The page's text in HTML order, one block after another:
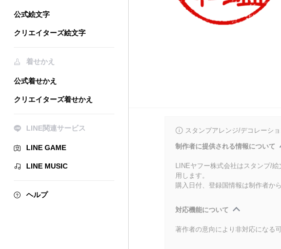
公式絵文字
クリエイターズ絵文字
着せかえ
公式着せかえ
クリエイターズ着せかえ
LINE関連サービス
LINE GAME
LINE MUSIC
ヘルプ
スタンプアレンジ/デコレーシ
制作者に提供される情報について
LINEヤフー株式会社はスタンプ/
用します。
購入日付、登録国情報は制作者か
対応機能について
著作者の意向により非対応になる